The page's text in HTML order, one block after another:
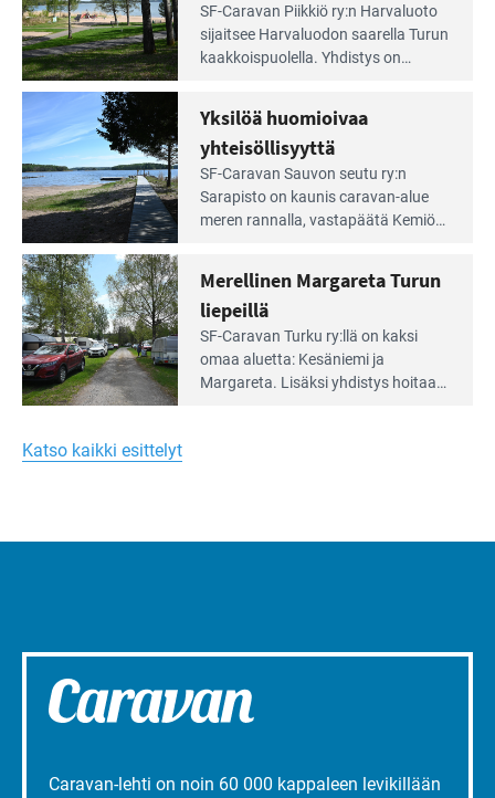
Lue
Leirintäoppaan
artikkeli:
Meren
äärellä
ja
vehreän
virkistysalueen
laidalla
SF-Caravan Piikkiö ry:n Harvaluoto
sijait­see Harvaluodon saarella Turun
kaakkois­puolella. Yhdistys on
virkistysalueesta.
Lue
Leirintäoppaan
artikkeli:
Yksilöä
huomioivaa
yhteisöllisyyttä
Yksilöä huomioivaa
yhteisöllisyyttä
SF-Caravan Sauvon seutu ry:n
Sarapisto on kaunis caravan-alue
meren rannalla, vasta­päätä Kemiön
kymmenen paikkaa ilman sähköä.
Lue
Leirintäoppaan
artikkeli:
Merellinen
Turun
liepeillä
Merellinen Margareta Turun
liepeillä
SF-Caravan Turku ry:llä on kaksi
omaa aluet­ta: Kesäniemi ja
Margareta. Lisäksi yhdis­tys hoitaa
Katso kaikki esittelyt
Caravan-lehti on noin 60 000 kappaleen levikillään